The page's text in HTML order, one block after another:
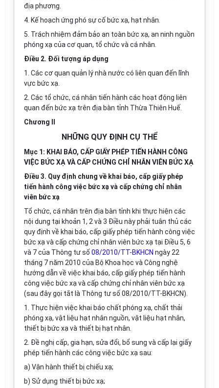
địa phương.
4. Kế hoạch ứng phó sự cố bức xạ, hạt nhân.
5. Trách nhiệm đảm bảo an toàn bức xạ, an ninh nguồn
phóng xạ của cơ quan, tổ chức và cá nhân.
Điều 2. Đối tượng áp dụng
1. Các cơ quan quản lý nhà nước có liên quan đến lĩnh
vực bức xạ.
2. Các tổ chức, cá nhân tiến hành các hoạt động liên
quan đến bức xạ trên địa bàn tỉnh Thừa Thiên Huế.
Chương II
NHỮNG QUY ĐỊNH CỤ THỂ
Mục 1: KHAI BÁO, CẤP GIẤY PHÉP TIẾN HÀNH CÔNG
VIỆC BỨC XẠ VÀ CẤP CHỨNG CHỈ NHÂN VIÊN BỨC XẠ
Điều 3. Quy định chung về khai báo, cấp giấy phép
tiến hành công việc bức xạ và cấp chứng chỉ nhân
viên bức xạ
Tổ chức, cá nhân trên địa bàn tỉnh khi thực hiện các
nội dung tại khoản 1, 2 và 3 Điều này phải tuân thủ các
quy định về khai báo, cấp giấy phép tiến hành công việc
bức xạ và cấp chứng chỉ nhân viên bức xạ tại Điều 5, 6
và 7 của Thông tư số 08/2010/TT-BKHCN ngày 22
tháng 7 năm 2010 của Bộ Khoa học và Công nghệ
hướng dẫn về việc khai báo, cấp giấy phép tiến hành
công việc bức xạ và cấp chứng chỉ nhân viên bức xạ
(sau đây gọi tắt là Thông tư số 08/2010/TT-BKHCN).
1. Thực hiện việc khai báo chất phóng xạ, chất thải
phóng xạ, vật liệu hạt nhân nguồn, vật liệu hạt nhân,
thiết bị bức xạ và thiết bị hạt nhân.
2. Đề nghị cấp, gia hạn, sửa đổi, bổ sung và cấp lại giấy
phép tiến hành các công việc bức xạ sau:
a) Vận hành thiết bị chiếu xạ;
b) Sử dụng thiết bị bức xạ;